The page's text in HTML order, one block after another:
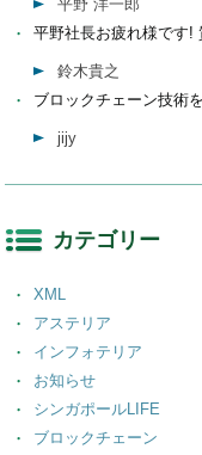
平野 洋一郎
平野社長お疲れ様です!
鈴木貴之
ブロックチェーン技術
jijy
カテゴリー
XML
アステリア
インフォテリア
お知らせ
シンガポールLIFE
ブロックチェーン